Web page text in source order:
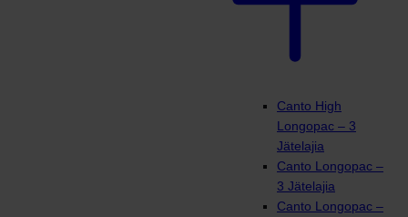
Canto High
Longopac – 3
Jätelajia
Canto Longopac –
3 Jätelajia
Canto Longopac –